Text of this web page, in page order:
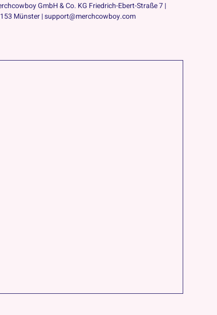
GmbH & Co. KG Friedrich-Ebert-Straße 7 |
Münster | support@merchcowboy.com